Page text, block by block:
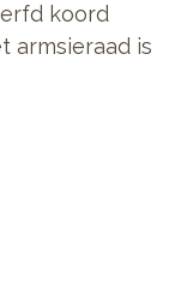
koord
armsieraad is